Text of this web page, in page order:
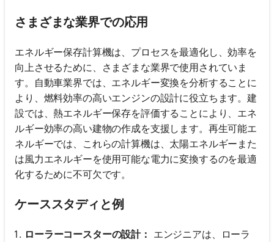
さまざまな業界での応用
エネルギー保存計算機は、プロセスを最適化し、効率を
向上させるために、さまざまな業界で使用されていま
す。自動車業界では、エネルギー変換を分析することに
より、燃料効率の高いエンジンの設計に役立ちます。建
設では、熱エネルギー保存を評価することにより、エネ
ルギー効率の高い建物の作成を支援します。再生可能エ
ネルギーでは、これらの計算機は、太陽エネルギーまた
は風力エネルギーを使用可能な電力に変換するのを最適
化するために不可欠です。
ケーススタディと例
ローラーコースターの設計： エンジニアは、ローラ